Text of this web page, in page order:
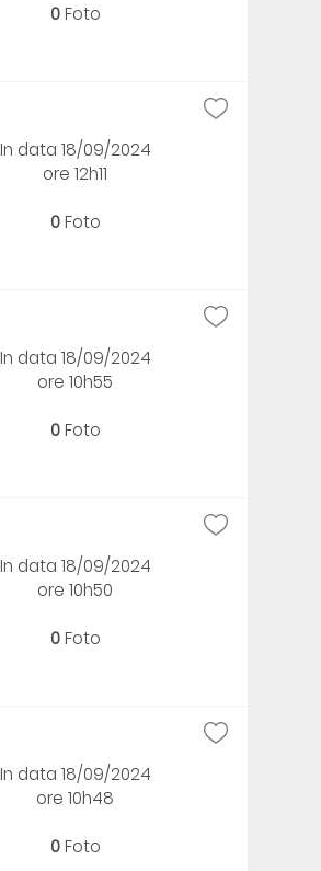
0Foto
In data 18/09/2024
ore 12h11
0Foto
In data 18/09/2024
ore 10h55
0Foto
In data 18/09/2024
ore 10h50
0Foto
In data 18/09/2024
ore 10h48
0Foto